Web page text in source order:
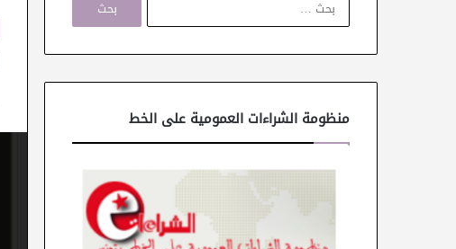
ح
ن
منظومة الشراءات العمومية على الخط